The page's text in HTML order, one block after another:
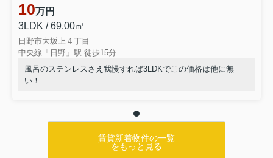
10万円
3LDK / 69.00㎡
日野市大坂上４丁目
中央線「日野」駅 徒歩15分
風呂のステンレスさえ我慢すれば3LDKでこの価格は他に無
い！
賃貸新着物件の一覧
をもっと見る